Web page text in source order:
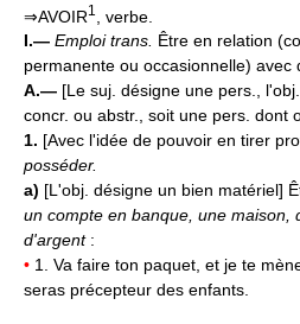
⇒AVOIR1
, verbe.
I.— Emploi trans. Être en relation
permanente ou occasionnelle) avec
A.— [Le suj. désigne une pers.,
concr. ou abstr., soit une pers. dont
1. [Avec l'idée de pouvoir en tirer
posséder.
a) [L'obj. désigne un bien matériel]
un compte en banque, une maison,
d'argent:
• 1. Va faire ton paquet, et je te
seras précepteur des enfants.